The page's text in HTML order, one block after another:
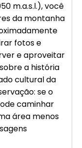
m.a.s.l.), você
da montanha
fotos e
e aproveitar
a história
cultural da
se o
caminhar
área menos